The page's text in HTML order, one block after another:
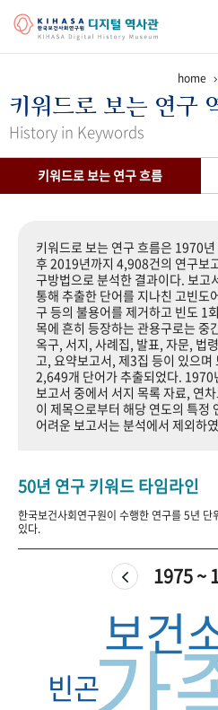
걸어온 길 기관 변천사 역대
연구 역사
기록물 아카이브
사진 아카이브 문서 기록물
+1주년 기념
성과 50선 숫자로 보는 50년
세계와 함께 한 KIHASA
VR 역사관
home
키워드로 보는 연구
History in Keywords
키워드로 보는 연구 흐름
키워드로 보는 연구 흐름은 1970
후 2019년까지 4,908건의 연구보
구방법으로 분석한 결과이다. 보고
통해 추출한 단어를 지나친 고빈도
구 등의 불용어를 제거하고 빈도 1
목에 흔히 등장하는 관용구로는 중
옥구, 서지, 사례집, 발표, 자문, 법
고, 요약보고서, 제3집 등이 있으며
2,649개 단어가 추출되었다. 1970
보고서 중에서 서지 목록 자료, 연
이 제목으로부터 해당 연도의 특정
어려운 보고서는 분석에서 제외하
50년 연구 키워드 타임라인
한국보건사회연구원이 수행한 연구를 5년
있다.
1975 ~
보건
빈곤